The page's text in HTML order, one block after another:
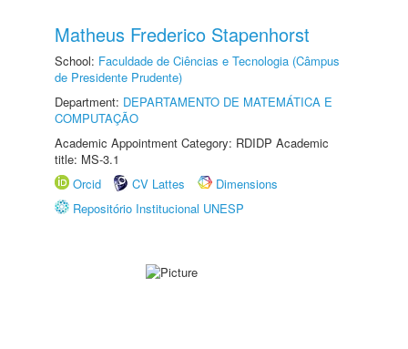
Matheus Frederico Stapenhorst
School: Faculdade de Ciências e Tecnologia (Câmpus
de Presidente Prudente)
Department: DEPARTAMENTO DE MATEMÁTICA E
COMPUTAÇÃO
Academic Appointment Category: RDIDP Academic
title: MS-3.1
Orcid
CV Lattes
Dimensions
Repositório Institucional UNESP